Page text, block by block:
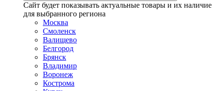
Сайт будет показывать актуальные товары и их наличие
для выбранного региона
Москва
Смоленск
Валищево
Белгород
Брянск
Владимир
Воронеж
Кострома